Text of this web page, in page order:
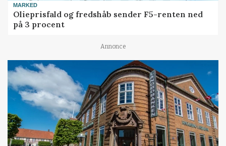
MARKED
Olieprisfald og fredshåb sender F5-renten ned
på 3 procent
Annonce